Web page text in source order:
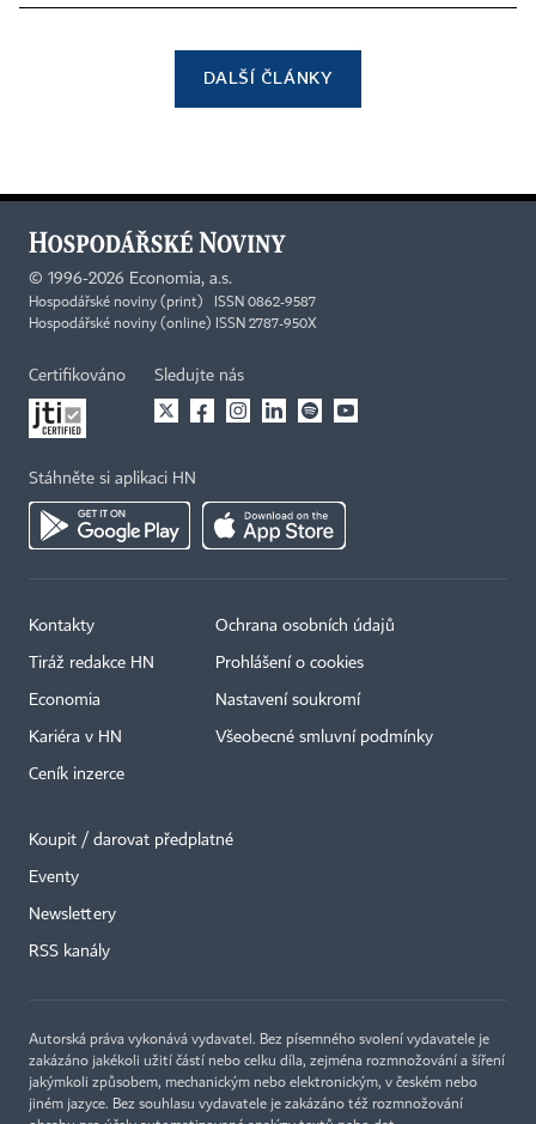
DALŠÍ ČLÁNKY
© 1996-2026 Economia, a.s.
Hospodářské noviny (print) ISSN 0862-9587
Hospodářské noviny (online) ISSN 2787-950X
Certifikováno Sledujte nás
Stáhněte si aplikaci HN
Kontakty
Tiráž redakce HN
Economia
Kariéra v HN
Ceník inzerce
Ochrana osobních údajů
Prohlášení o cookies
Nastavení soukromí
Všeobecné smluvní podmínky
Koupit / darovat předplatné
Eventy
Newslettery
RSS kanály
Autorská práva vykonává vydavatel. Bez písemného svolení vydavatele je
zakázáno jakékoli užití částí nebo celku díla, zejména rozmnožování a šíření
jakýmkoli způsobem, mechanickým nebo elektronickým, v českém nebo
jiném jazyce. Bez souhlasu vydavatele je zakázáno též rozmnožování